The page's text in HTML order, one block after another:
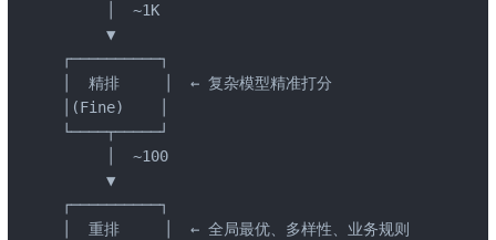
     │  ~1K
     ▼
┌──────────┐
│  精排     │  ← 复杂模型精准打分
│(Fine)    │
└────┬─────┘
     │  ~100
     ▼
┌──────────┐
│  重排     │  ← 全局最优、多样性、业务规则